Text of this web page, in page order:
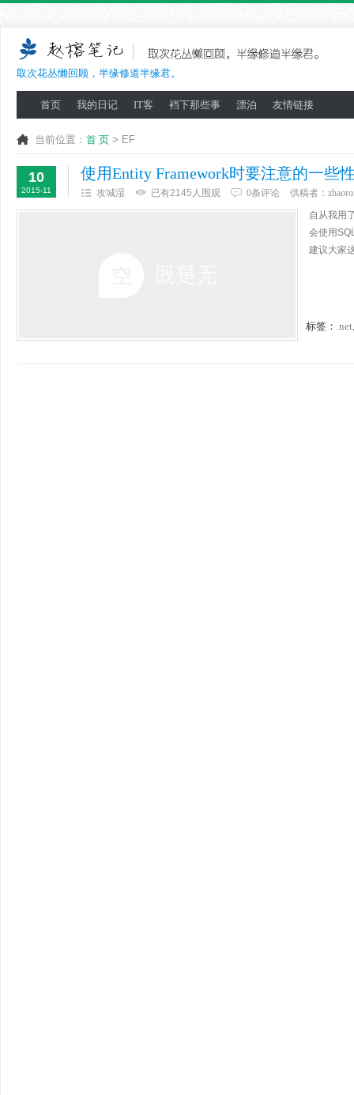
取次花丛懒回顾，半缘修道半缘君。
首页 我的日记 IT客 裆下那些事 漂泊 友情链接
当前位置： 首 页 > EF
10
2015-11
使用Entity Framework时要注意的一些
攻城湿 已有2145人围观 0条评论 供稿者：
自从我用
会使用
建议大家
标签： .net